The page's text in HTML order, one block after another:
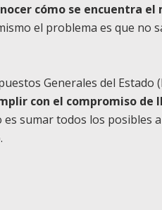
cómo se encuentra el
el problema es que no
Generales del Estado
con el compromiso de
es sumar todos los posibles